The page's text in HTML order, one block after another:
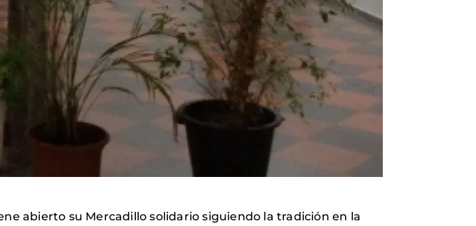
abierto su Mercadillo solidario siguiendo la tradición en la